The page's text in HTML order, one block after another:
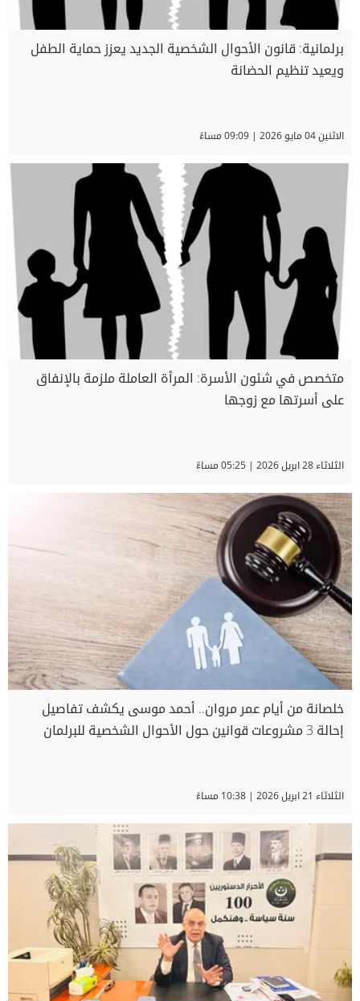
برلمانية: قانون الأحوال الشخصية الجديد يعزز حماية الطفل
ويعيد تنظيم الحضانة
الاثنين 04 مايو 2026 | 09:09 مساءً
متخصص في شئون الأسرة: المرأة العاملة ملزمة بالإنفاق
على أسرتها مع زوجها
الثلاثاء 28 ابريل 2026 | 05:25 مساءً
خلصانة من أيام عمر مروان.. أحمد موسى يكشف تفاصيل
إحالة 3 مشروعات قوانين حول الأحوال الشخصية للبرلمان
الثلاثاء 21 ابريل 2026 | 10:38 مساءً